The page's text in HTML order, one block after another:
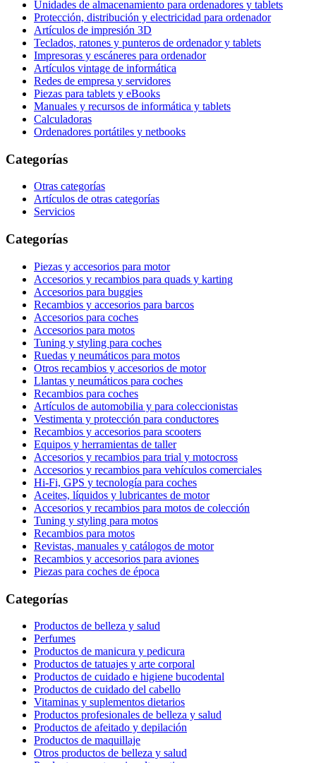
Unidades de almacenamiento para ordenadores y tablets
Protección, distribución y electricidad para ordenador
Artículos de impresión 3D
Teclados, ratones y punteros de ordenador y tablets
Impresoras y escáneres para ordenador
Artículos vintage de informática
Redes de empresa y servidores
Piezas para tablets y eBooks
Manuales y recursos de informática y tablets
Calculadoras
Ordenadores portátiles y netbooks
Categorías
Otras categorías
Artículos de otras categorías
Servicios
Categorías
Piezas y accesorios para motor
Accesorios y recambios para quads y karting
Accesorios para buggies
Recambios y accesorios para barcos
Accesorios para coches
Accesorios para motos
Tuning y styling para coches
Ruedas y neumáticos para motos
Otros recambios y accesorios de motor
Llantas y neumáticos para coches
Recambios para coches
Artículos de automobilia y para coleccionistas
Vestimenta y protección para conductores
Recambios y accesorios para scooters
Equipos y herramientas de taller
Accesorios y recambios para trial y motocross
Accesorios y recambios para vehículos comerciales
Hi-Fi, GPS y tecnología para coches
Aceites, líquidos y lubricantes de motor
Accesorios y recambios para motos de colección
Tuning y styling para motos
Recambios para motos
Revistas, manuales y catálogos de motor
Recambios y accesorios para aviones
Piezas para coches de época
Categorías
Productos de belleza y salud
Perfumes
Productos de manicura y pedicura
Productos de tatuajes y arte corporal
Productos de cuidado e higiene bucodental
Productos de cuidado del cabello
Vitaminas y suplementos dietarios
Productos profesionales de belleza y salud
Productos de afeitado y depilación
Productos de maquillaje
Otros productos de belleza y salud